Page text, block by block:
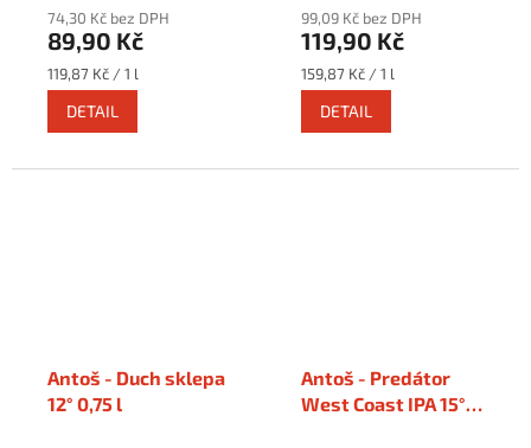
74,30 Kč bez DPH
89,90 Kč
Měrná
cena:
119,87 Kč / 1 l
DETAIL
99,09 Kč bez DPH
119,90 Kč
Měrná
cena:
159,87 Kč / 1 l
DETAIL
Antoš - Duch sklepa
12° 0,75 l
Antoš - Predátor
West Coast IPA 15°